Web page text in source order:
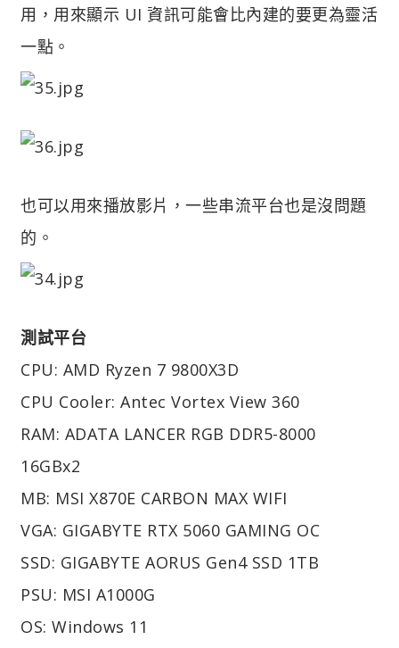
用，用來顯示 UI 資訊可能會比內建的要更為靈活
一點。
也可以用來播放影片，一些串流平台也是沒問題
的。
測試平台
CPU: AMD Ryzen 7 9800X3D
CPU Cooler: Antec Vortex View 360
RAM: ADATA LANCER RGB DDR5-8000
16GBx2
MB: MSI X870E CARBON MAX WIFI
VGA: GIGABYTE RTX 5060 GAMING OC
SSD: GIGABYTE AORUS Gen4 SSD 1TB
PSU: MSI A1000G
OS: Windows 11